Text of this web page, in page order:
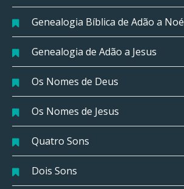
Genealogia Bíblica de Adão a Noé
Genealogia de Adão a Jesus
Os Nomes de Deus
Os Nomes de Jesus
Quatro Sons
Dois Sons